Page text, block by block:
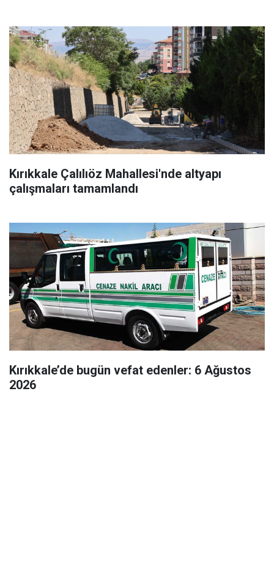
Kırıkkale Çalılıöz Mahallesi'nde altyapı
çalışmaları tamamlandı
Kırıkkale’de bugün vefat edenler: 6 Ağustos
2026